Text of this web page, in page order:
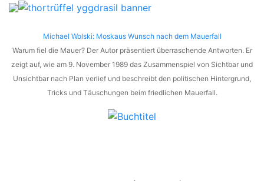
Michael Wolski: Moskaus Wunsch nach dem Mauerfall
Warum fiel die Mauer? Der Autor präsentiert überraschende Antworten. Er
zeigt auf, wie am 9. November 1989 das Zusammenspiel von Sichtbar und
Unsichtbar nach Plan verlief und beschreibt den politischen Hintergrund,
Tricks und Täuschungen beim friedlichen Mauerfall.